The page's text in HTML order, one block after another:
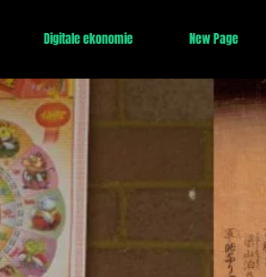
Digitale ekonomie New Page